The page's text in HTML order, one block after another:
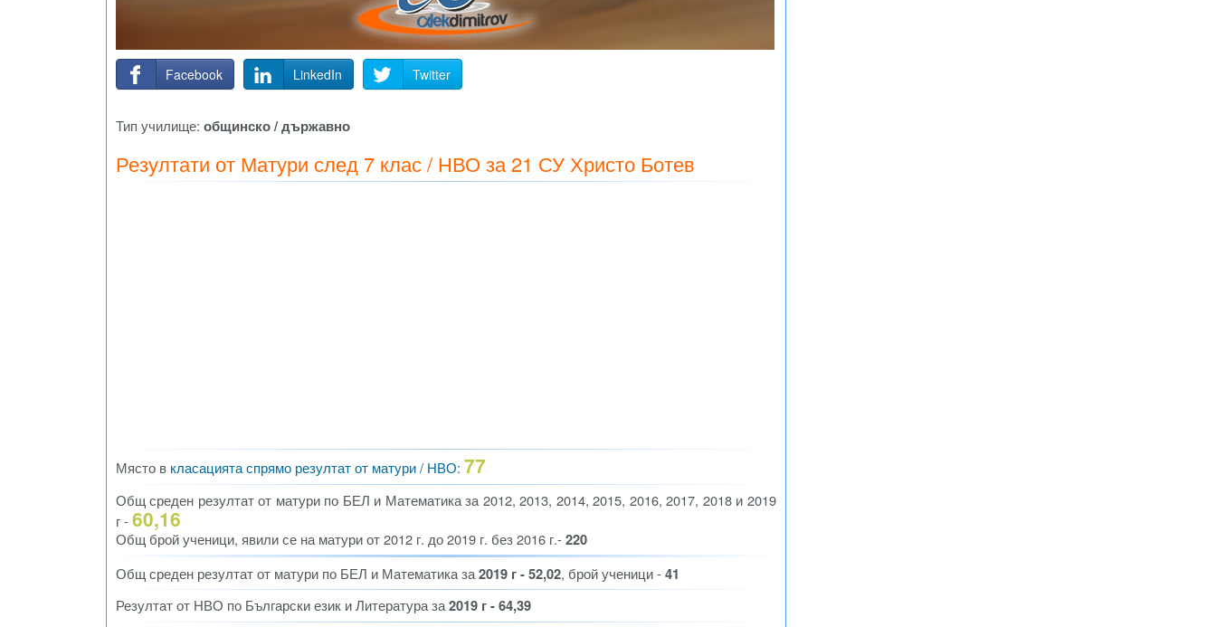
Facebook LinkedIn Twitter
Тип училище: общинско / държавно
Резултати от Матури след 7 клас / НВО за 21 СУ Христо Ботев
Място в класацията спрямо резултат от матури / НВО: 77
Общ среден резултат от матури по БЕЛ и Математика за 2012, 2013, 2014, 2015, 2016, 2017, 2018 и 2019
г -60,16
Общ брой ученици, явили се на матури от 2012 г. до 2019 г. без 2016 г.-220
Общ среден резултат от матури по БЕЛ и Математика за2019 г - 52,02, брой ученици -41
Резултат от НВО по Български език и Литература за2019 г - 64,39